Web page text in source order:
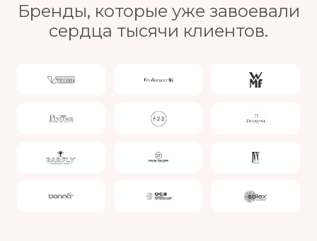
Бренды, которые уже завоевали
сердца тысячи клиентов.